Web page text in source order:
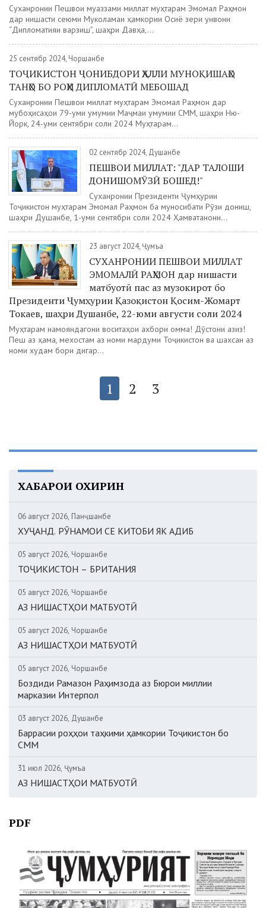
Суханронии Пешвои муаззами миллат муҳтарам Эмомалӣ Раҳмон
дар нишасти сеюми Муколамаи ҳамкории Осиё зери унвони
“Дипломатияи варзишӣ”, шаҳри Давҳа,...
25 сентябр 2024, Чоршанбе
ТОҶИКИСТОН ҶОНИБДОРИ ҲАЛЛИ МУНОҚИШАҲО
ТАНҲО БО РОҲИ ДИПЛОМАТӢ МЕБОШАД
Суханронии Пешвои миллат муҳтарам Эмомалӣ Раҳмон дар
мубоҳисаҳои 79-уми умумии Маҷмаи умумии СММ, шаҳри Ню-
Йорк, 24-уми сентябри соли 2024 Муҳтарам...
02 сентябр 2024, Душанбе
ПЕШВОИ МИЛЛАТ: "ДАР ТАЛОШИ
ДОНИШОМӮЗӢ БОШЕД!"
Суханронии Президенти Ҷумҳурии
Тоҷикистон муҳтарам Эмомалӣ Раҳмон ба муносибати Рӯзи дониш,
шаҳри Душанбе, 1-уми сентябри соли 2024 Ҳамватанони...
23 август 2024, Ҷумъа
СУХАНРОНИИ ПЕШВОИ МИЛЛАТ
ЭМОМАЛӢ РАҲМОН дар нишасти
матбуотӣ пас аз музокирот бо
Президенти Ҷумҳурии Қазоқистон Қосим-Жомарт
Токаев, шаҳри Душанбе, 22-юми августи соли 2024
Муҳтарам намояндагони воситаҳои ахбори омма! Дӯстони азиз!
Пеш аз ҳама, мехостам аз номи мардуми Тоҷикистон ва шахсан аз
номи худам бори дигар...
1 2 3
ХАБАРҲОИ ОХИРИН
06 август 2026, Панҷшанбе
ХУҶАНД. РӮНАМОИ СЕ КИТОБИ ЯК АДИБ
05 август 2026, Чоршанбе
ТОҶИКИСТОН – БРИТАНИЯ
05 август 2026, Чоршанбе
АЗ НИШАСТҲОИ МАТБУОТӢ
05 август 2026, Чоршанбе
АЗ НИШАСТҲОИ МАТБУОТӢ
05 август 2026, Чоршанбе
Боздиди Рамазон Раҳимзода аз Бюрои миллии
марказии Интерпол
03 август 2026, Душанбе
Баррасии роҳҳои таҳкими ҳамкории Тоҷикистон бо
СММ
31 июл 2026, Ҷумъа
АЗ НИШАСТҲОИ МАТБУОТӢ
PDF